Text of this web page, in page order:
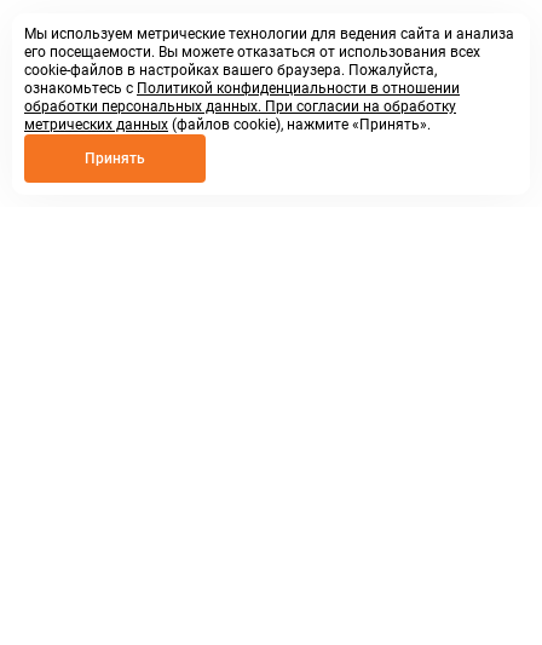
Мы используем метрические технологии для ведения сайта и анализа
его посещаемости. Вы можете отказаться от использования всех
cookie-файлов в настройках вашего браузера. Пожалуйста,
ознакомьтесь с Политикой конфиденциальности в отношении
обработки персональных данных. При согласии на обработку
метрических данных (файлов cookie), нажмите «Принять».
Принять